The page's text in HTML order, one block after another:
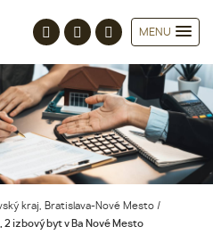
MENU
kraj, Bratislava-Nové Mesto /
izbový byt v Ba Nové Mesto